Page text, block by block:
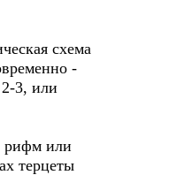
схема
-
3, или
рифм или
терцеты